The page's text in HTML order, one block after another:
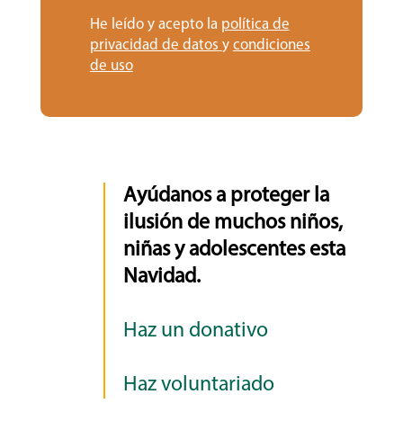
He leído y acepto la política de
privacidad de datos y condiciones
de uso
Ayúdanos a proteger la
ilusión de muchos niños,
niñas y adolescentes esta
Navidad.
Haz un donativo
Haz voluntariado